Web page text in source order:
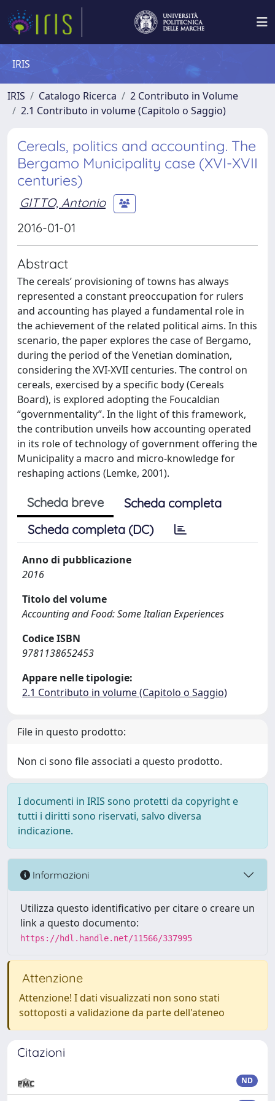
IRIS
IRIS Catalogo Ricerca
2 Contributo in Volume
2.1 Contributo in volume (Capitolo o Saggio)
Cereals, politics and accounting. The
Bergamo Municipality case (XVI-XVII
centuries)
GITTO, Antonio
2016-01-01
Abstract
The cereals’ provisioning of towns has always
represented a constant preoccupation for rulers
and accounting has played a fundamental role in
the achievement of the related political aims. In this
scenario, the paper explores the case of Bergamo,
during the period of the Venetian domination,
considering the XVI-XVII centuries. The control on
cereals, exercised by a specific body (Cereals
Board), is explored adopting the Foucaldian
“governmentality”. In the light of this framework,
the contribution unveils how accounting operated
in its role of technology of government offering the
Municipality a macro and micro-knowledge for
reshaping actions (Lemke, 2001).
Scheda breve
Scheda completa
Scheda completa (DC)
Anno di pubblicazione
2016
Titolo del volume
Accounting and Food: Some Italian Experiences
Codice ISBN
9781138652453
Appare nelle tipologie:
2.1 Contributo in volume (Capitolo o Saggio)
File in questo prodotto:
Non ci sono file associati a questo prodotto.
I documenti in IRIS sono protetti da copyright e
tutti i diritti sono riservati, salvo diversa
indicazione.
Informazioni
Utilizza questo identificativo per citare o creare un
link a questo documento:
https://hdl.handle.net/11566/337995
Attenzione
Attenzione! I dati visualizzati non sono stati
sottoposti a validazione da parte dell'ateneo
Citazioni
ND